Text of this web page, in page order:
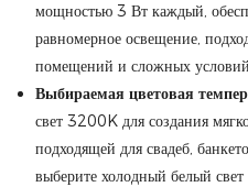
мощностью 3 Вт каждый,
равномерное освещение,
помещений и сложных
Выбираемая цветовая
свет 3200K для создания
подходящей для свадеб,
выберите холодный белый